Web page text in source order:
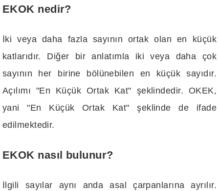
EKOK nedir?
İki veya daha fazla sayının ortak olan en küçük
katlarıdır. Diğer bir anlatımla iki veya daha çok
sayının her birine bölünebilen en küçük sayıdır.
Açılımı "En Küçük Ortak Kat" şeklindedir. OKEK,
yani "En Küçük Ortak Kat" şeklinde de ifade
edilmektedir.
EKOK nasıl bulunur?
İlgili sayılar aynı anda asal çarpanlarına ayrılır.